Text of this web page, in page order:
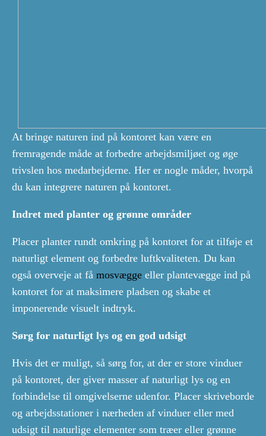
At bringe naturen ind på kontoret kan være en
fremragende måde at forbedre arbejdsmiljøet og øge
trivslen hos medarbejderne. Her er nogle måder, hvorpå
du kan integrere naturen på kontoret.
Indret med planter og grønne områder
Placer planter rundt omkring på kontoret for at tilføje et
naturligt element og forbedre luftkvaliteten. Du kan
også overveje at få mosvægge eller plantevægge ind på
kontoret for at maksimere pladsen og skabe et
imponerende visuelt indtryk.
Sørg for naturligt lys og en god udsigt
Hvis det er muligt, så sørg for, at der er store vinduer
på kontoret, der giver masser af naturligt lys og en
forbindelse til omgivelserne udenfor. Placer skriveborde
og arbejdsstationer i nærheden af vinduer eller med
udsigt til naturlige elementer som træer eller grønne